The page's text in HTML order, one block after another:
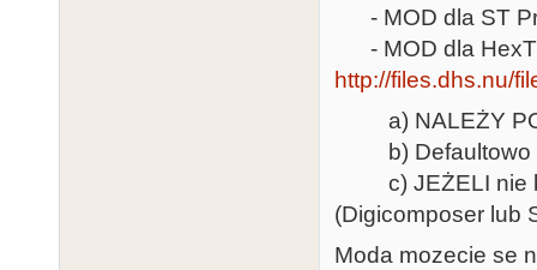
- MOD dla ST
- MOD dla
http://files.dhs.nu/
a) NALEŻY
b) Defaultowo
c) JEŻELI nie
(Digicomposer lub
Moda mozecie se